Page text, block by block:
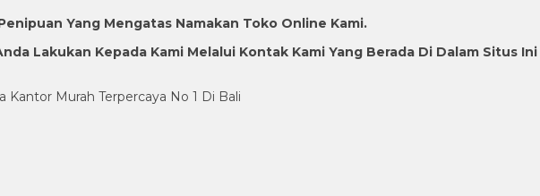
Yang Mengatas Namakan Toko Online Kami.
Lakukan Kepada Kami Melalui Kontak Kami Yang Berada Di Dalam Situs Ini
Kantor Murah Terpercaya No 1 Di Bali